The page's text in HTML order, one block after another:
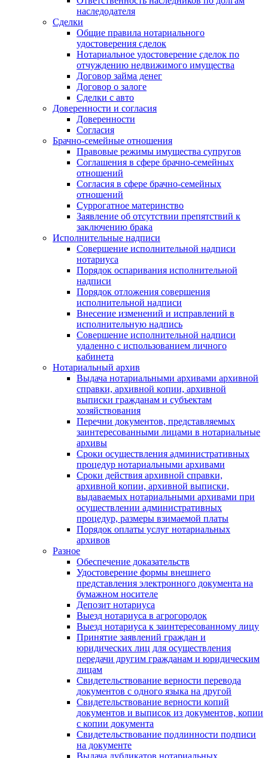
наследодателя
Сделки
Общие правила нотариального
удостоверения сделок
Нотариальное удостоверение сделок по
отчуждению недвижимого имущества
Договор займа денег
Договор о залоге
Сделки с авто
Доверенности и согласия
Доверенности
Согласия
Брачно-семейные отношения
Правовые режимы имущества супругов
Соглашения в сфере брачно-семейных
отношений
Согласия в сфере брачно-семейных
отношений
Суррогатное материнство
Заявление об отсутствии препятствий к
заключению брака
Исполнительные надписи
Совершение исполнительной надписи
нотариуса
Порядок оспаривания исполнительной
надписи
Порядок отложения совершения
исполнительной надписи
Внесение изменений и исправлений в
исполнительную надпись
Совершение исполнительной надписи
удаленно с использованием личного
кабинета
Нотариальный архив
Выдача нотариальными архивами архивной
справки, архивной копии, архивной
выписки гражданам и субъектам
хозяйствования
Перечни документов, представляемых
заинтересованными лицами в нотариальные
архивы
Сроки осуществления административных
процедур нотариальными архивами
Сроки действия архивной справки,
архивной копии, архивной выписки,
выдаваемых нотариальными архивами при
осуществлении административных
процедур, размеры взимаемой платы
Порядок оплаты услуг нотариальных
архивов
Разное
Обеспечение доказательств
Удостоверение формы внешнего
представления электронного документа на
бумажном носителе
Депозит нотариуса
Выезд нотариуса в агрогородок
Выезд нотариуса к заинтересованному лицу
Принятие заявлений граждан и
юридических лиц для осуществления
передачи другим гражданам и юридическим
лицам
Свидетельствование верности перевода
документов с одного языка на другой
Свидетельствование верности копий
документов и выписок из документов, копии
с копии документа
Свидетельствование подлинности подписи
на документе
Выдача дубликатов нотариальных